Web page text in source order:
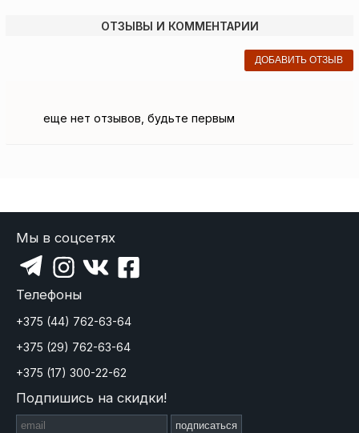
ОТЗЫВЫ И КОММЕНТАРИИ
ДОБАВИТЬ ОТЗЫВ
еще нет отзывов, будьте первым
Мы в соцсетях
Телефоны
+375 (44) 762-63-64
+375 (29) 762-63-64
+375 (17) 300-22-62
Подпишись на скидки!
подписаться